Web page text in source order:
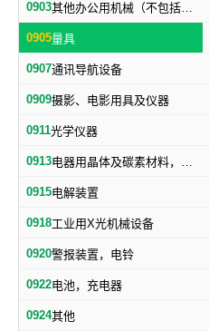
0903 其他办公用机械（不包括打字机、誉写机、油印机）
0905量具
0907通讯导航设备
0909摄影、电影用具及仪器
0911光学仪器
0913 电器用晶体及碳素材料，电子、电气通用元件
0915电解装置
0918工业用X光机械设备
0920警报装置，电铃
0922电池，充电器
0924其他